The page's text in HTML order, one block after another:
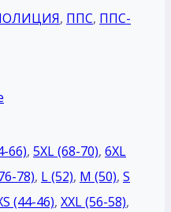
, ППС, ППС-
66), 5XL (68-70), 6XL
78), L (52), M (50), S
(44-46), XXL (56-58),